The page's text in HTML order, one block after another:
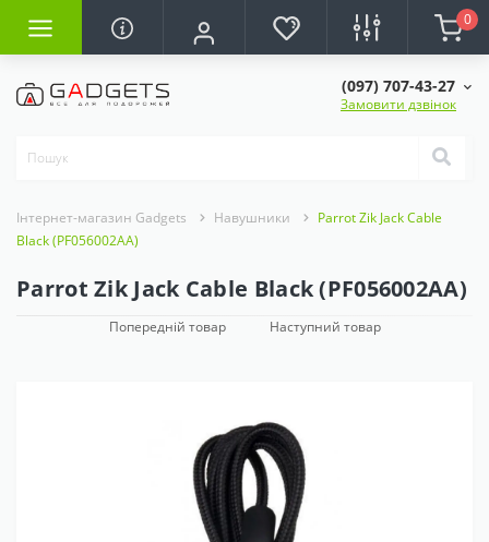
0
(097) 707-43-27
Замовити дзвінок
Інтернет-магазин Gadgets Навушники
Parrot Zik Jack Cable
Black (PF056002AA)
Parrot Zik Jack Cable Black (PF056002AA)
Попередній товар Наступний товар